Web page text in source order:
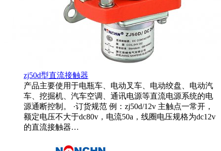
zj50d型直流接触器
产品主要使用于电瓶车、电动叉车、电动绞盘、电动汽
车、挖掘机、汽车空调、通讯电源等直流电源系统的电
源通断控制。 ·订货规范 例：zj50d/12v 主触点一常开，
额定电压不大于dc80v，电流50a，线圈电压规格为dc12v
的直流接触器…